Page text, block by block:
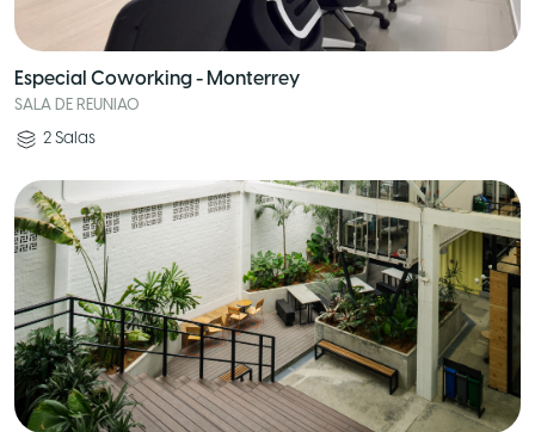
Especial Coworking - Monterrey
SALA DE REUNIAO
2 Salas